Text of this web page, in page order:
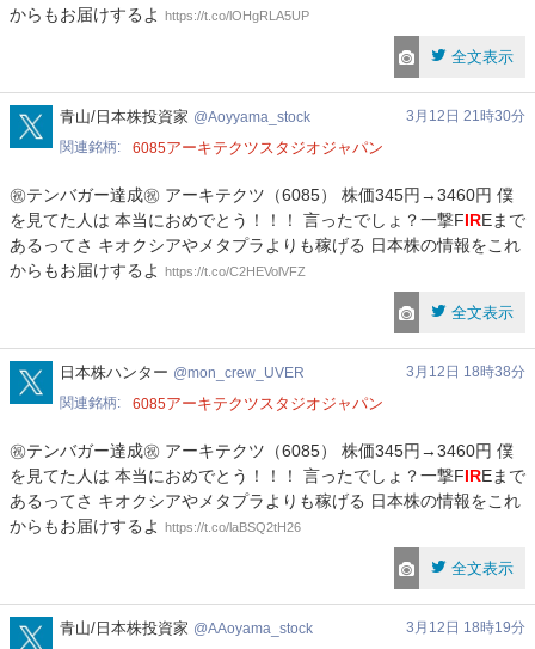
からもお届けするよ https://t.co/lOHgRLA5UP
全文表示
Aoyyama_stock
青山/日本株投資家 Aoyyama_stock
3月12日 21時30分
関連銘柄
6085アーキテクツスタジオジャパン
㊗️テンバガー達成㊗️ アーキテクツ（6085） 株価345円→3460円 僕
を見てた人は 本当におめでとう！！！ 言ったでしょ？一撃FIREまで
あるってさ キオクシアやメタプラよりも稼げる 日本株の情報をこれ
からもお届けするよ https://t.co/C2HEVolVFZ
全文表示
mon_crew_UVER
日本株ハンター mon_crew_UVER
3月12日 18時38分
関連銘柄
6085アーキテクツスタジオジャパン
㊗テンバガー達成㊗ アーキテクツ（6085） 株価345円→3460円 僕
を見てた人は 本当におめでとう！！！ 言ったでしょ？一撃FIREまで
あるってさ キオクシアやメタプラよりも稼げる 日本株の情報をこれ
からもお届けするよ https://t.co/laBSQ2tH26
全文表示
AAoyama_stock
青山/日本株投資家 AAoyama_stock
3月12日 18時19分